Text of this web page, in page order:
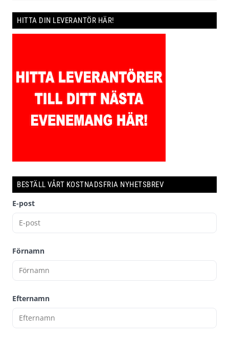
HITTA DIN LEVERANTÖR HÄR!
BESTÄLL VÅRT KOSTNADSFRIA NYHETSBREV
E-post
Förnamn
Efternamn